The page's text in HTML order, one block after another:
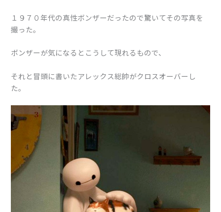
１９７０年代の真性ボンザーだったので驚いてその写真を
撮った。
ボンザーが気になるとこうして現れるもので、
それと冒頭に書いたアレックス総帥がクロスオーバーし
た。